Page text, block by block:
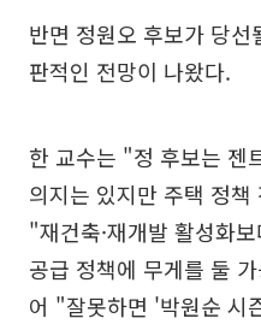
반면 정원오 후보가 당
판적인 전망이 나왔다.
한 교수는 "정 후보는 젠
의지는 있지만 주택 정
"재건축·재개발 활성화
공급 정책에 무게를 둘
어 "잘못하면 '박원순 시